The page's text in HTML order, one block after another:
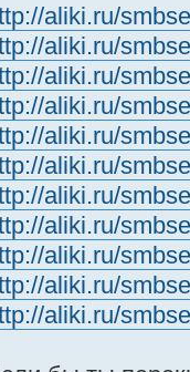
aliki.ru/
aliki.ru/
aliki.ru/
aliki.ru/
aliki.ru/
aliki.ru/
aliki.ru/
aliki.ru/
aliki.ru/
aliki.ru/
aliki.ru/